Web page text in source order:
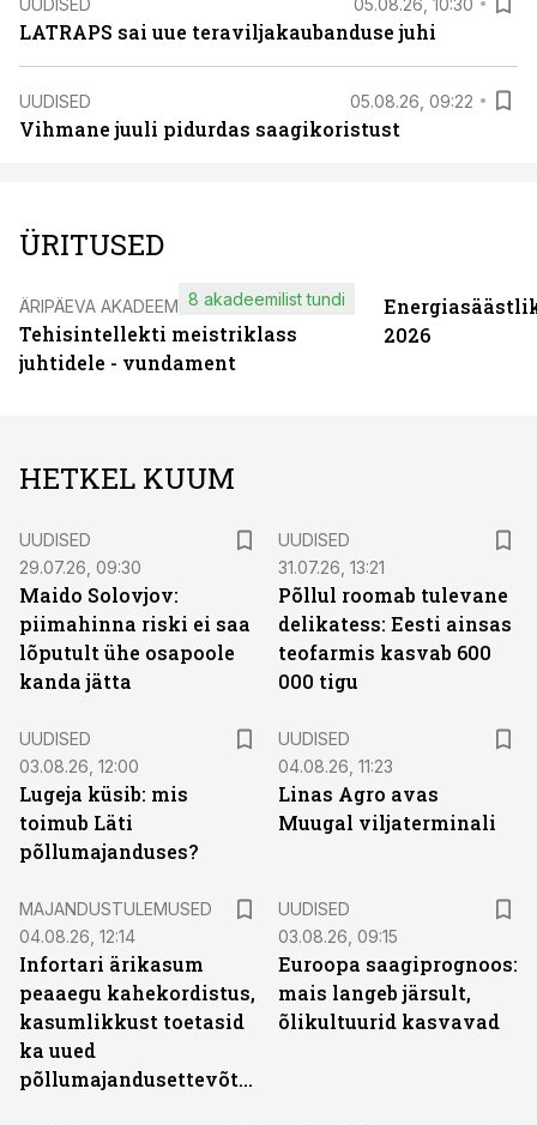
LATRAPS sai uue teraviljakaubanduse juhi
UUDISED 05.08.26, 09:22
Vihmane juuli pidurdas saagikoristust
ÜRITUSED
ÄRIPÄEVA AKADEEMIA
Tehisintellekti meistriklass
juhtidele - vundament
8 akadeemilist tundi
2026
HETKEL KUUM
UUDISED
29.07.26, 09:30
Maido Solovjov:
piimahinna riski ei saa
lõputult ühe osapoole
kanda jätta
UUDISED
31.07.26, 13:21
Põllul roomab tulevane
delikatess: Eesti ainsas
teofarmis kasvab 600
000 tigu
UUDISED
03.08.26, 12:00
Lugeja küsib: mis
toimub Läti
põllumajanduses?
UUDISED
04.08.26, 11:23
Linas Agro avas
Muugal viljaterminali
MAJANDUSTULEMUSED
04.08.26, 12:14
Infortari ärikasum
peaaegu kahekordistus,
kasumlikkust toetasid
ka uued
põllumajandusettevõtted
UUDISED
03.08.26, 09:15
Euroopa saagiprognoos:
mais langeb järsult,
õlikultuurid kasvavad